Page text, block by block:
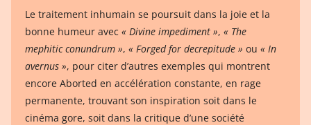
Le traitement inhumain se poursuit dans la joie et la
bonne humeur avec « Divine impediment », « The
mephitic conundrum », « Forged for decrepitude » ou « In
avernus », pour citer d’autres exemples qui montrent
encore Aborted en accélération constante, en rage
permanente, trouvant son inspiration soit dans le
cinéma gore, soit dans la critique d’une société